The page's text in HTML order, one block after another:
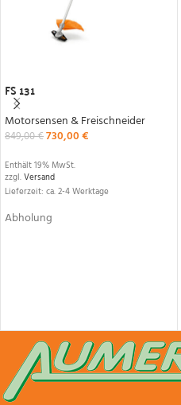
FS 131
Motorsensen & Freischneider
849,00€730,00€
Enthält 19% MwSt.
zzgl.Versand
Lieferzeit: ca. 2-4 Werktage
Abholung